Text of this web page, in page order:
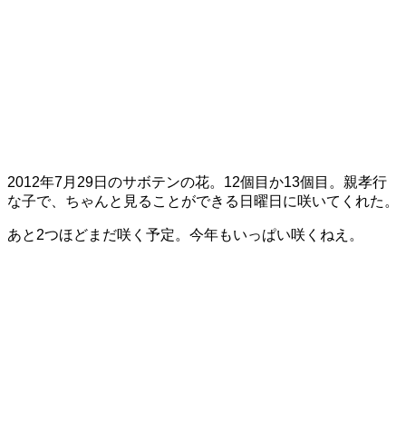
2012年7月29日のサボテンの花。12個目か13個目。親孝行
な子で、ちゃんと見ることができる日曜日に咲いてくれた。
あと2つほどまだ咲く予定。今年もいっぱい咲くねえ。